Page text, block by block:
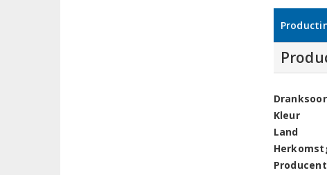
Kleur
Land
Producent